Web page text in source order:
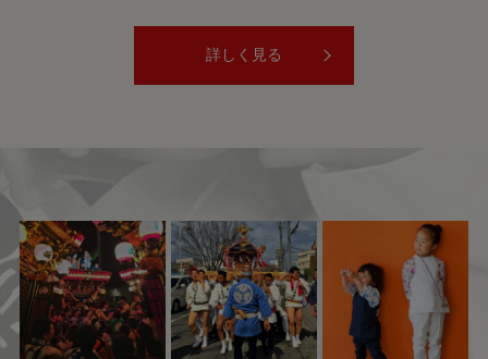
詳しく見る